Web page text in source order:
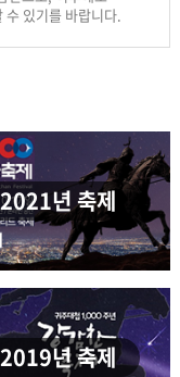
수 있기를 바랍니다.
2021년 축제
2019년 축제